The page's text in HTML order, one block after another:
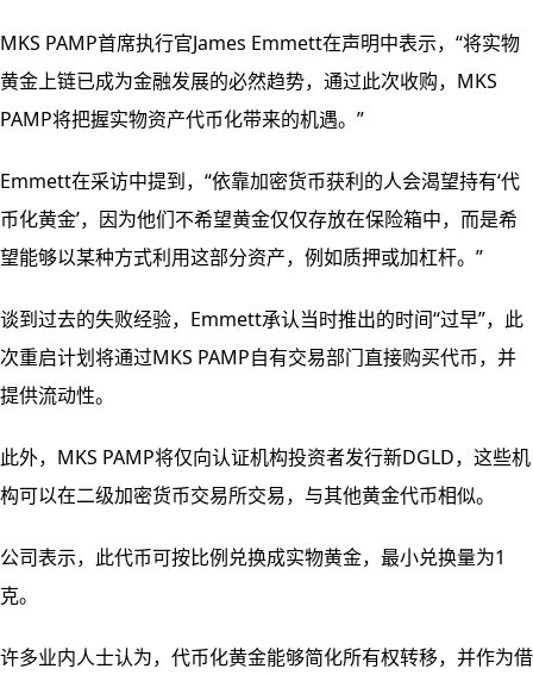
MKS PAMP首席执行官James Emmett在声明中表示，“将实物
黄金上链已成为金融发展的必然趋势，通过此次收购，MKS
PAMP将把握实物资产代币化带来的机遇。”
Emmett在采访中提到，“依靠加密货币获利的人会渴望持有‘代
币化黄金’，因为他们不希望黄金仅仅存放在保险箱中，而是希
望能够以某种方式利用这部分资产，例如质押或加杠杆。”
谈到过去的失败经验，Emmett承认当时推出的时间“过早”，此
次重启计划将通过MKS PAMP自有交易部门直接购买代币，并
提供流动性。
此外，MKS PAMP将仅向认证机构投资者发行新DGLD，这些机
构可以在二级加密货币交易所交易，与其他黄金代币相似。
公司表示，此代币可按比例兑换成实物黄金，最小兑换量为1
克。
许多业内人士认为，代币化黄金能够简化所有权转移，并作为借